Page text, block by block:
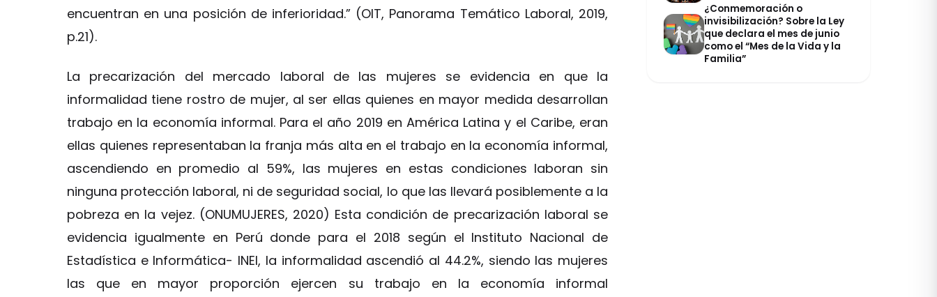
encuentran en una posición de inferioridad.” (OIT, Panorama Temático Laboral, 2019,
p.21).
La precarización del mercado laboral de las mujeres se evidencia en que la
informalidad tiene rostro de mujer, al ser ellas quienes en mayor medida desarrollan
trabajo en la economía informal. Para el año 2019 en América Latina y el Caribe, eran
ellas quienes representaban la franja más alta en el trabajo en la economía informal,
ascendiendo en promedio al 59%, las mujeres en estas condiciones laboran sin
ninguna protección laboral, ni de seguridad social, lo que las llevará posiblemente a la
pobreza en la vejez. (ONUMUJERES, 2020) Esta condición de precarización laboral se
evidencia igualmente en Perú donde para el 2018 según el Instituto Nacional de
Estadística e Informática- INEI, la informalidad ascendió al 44.2%, siendo las mujeres
las que en mayor proporción ejercen su trabajo en la economía informal
¿Conmemoración o
invisibilización? Sobre la Ley
que declara el mes de junio
como el “Mes de la Vida y la
Familia”